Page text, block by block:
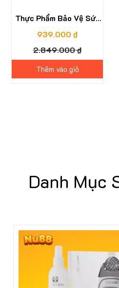
Thực Phẩm Bảo Vệ Sức
Khỏe: G3
939.000 ₫
2.849.000 ₫
Thêm vào giỏ
Danh Mục